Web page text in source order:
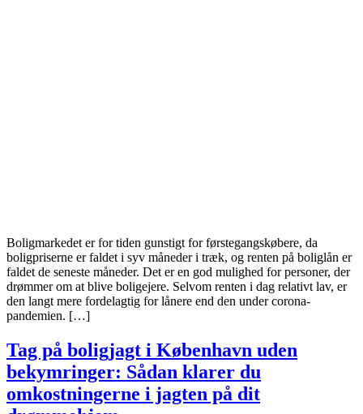
Boligmarkedet er for tiden gunstigt for førstegangskøbere, da
boligpriserne er faldet i syv måneder i træk, og renten på boliglån er
faldet de seneste måneder. Det er en god mulighed for personer, der
drømmer om at blive boligejere. Selvom renten i dag relativt lav, er
den langt mere fordelagtig for lånere end den under corona-
pandemien. […]
Tag på boligjagt i København uden
bekymringer: Sådan klarer du
omkostningerne i jagten på dit